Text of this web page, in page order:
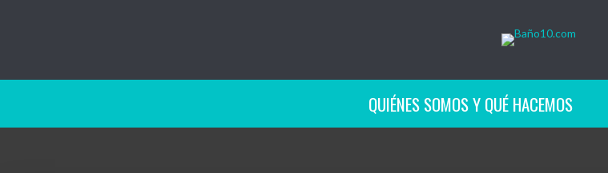
QUIÉNES SOMOS Y QUÉ HACEMOS